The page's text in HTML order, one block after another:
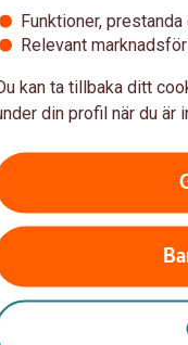
Visa på
största hoten och
avseende dina
mer trovärdig ditt
prissättning behöver
viktigt att planera
privat. Går siffrorna
mål
Funktioner,
Relevant
kan ta tillbaka ditt
din profil när du är